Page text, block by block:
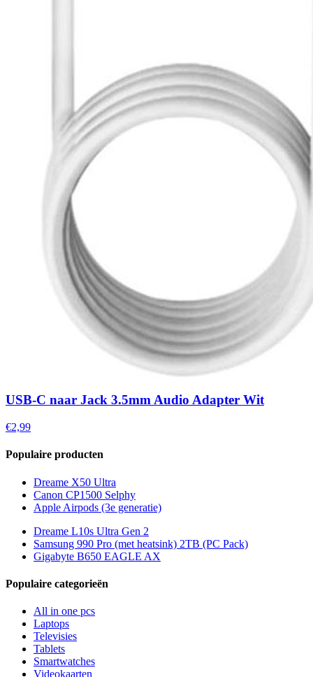
USB-C naar Jack 3.5mm Audio Adapter Wit
€2,99
Populaire producten
Dreame X50 Ultra
Canon CP1500 Selphy
Apple Airpods (3e generatie)
Dreame L10s Ultra Gen 2
Samsung 990 Pro (met heatsink) 2TB (PC Pack)
Gigabyte B650 EAGLE AX
Populaire categorieën
All in one pcs
Laptops
Televisies
Tablets
Smartwatches
Videokaarten